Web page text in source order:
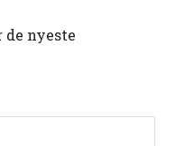
de nyeste